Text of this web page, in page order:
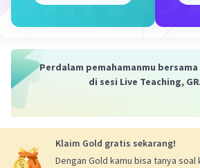
Perdalam pemahamanmu
di sesi Live Teaching,
Klaim Gold gratis sekarang!
Dengan Gold kamu bisa tanya soal